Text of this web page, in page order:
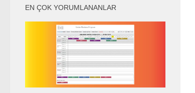
EN ÇOK YORUMLANANLAR